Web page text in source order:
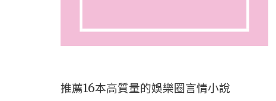
推薦16本高質量的娛樂圈言情小說